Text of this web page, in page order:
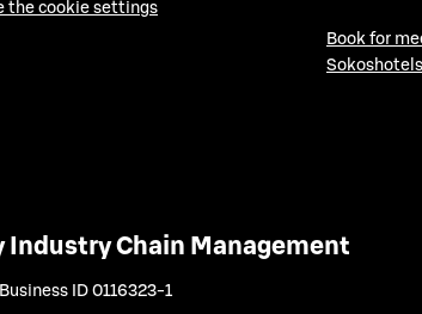
the cookie settings
Book for
Chain Management
Business ID 0116323-1